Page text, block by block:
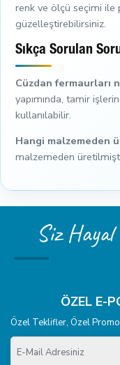
renk ve ölçü seçimi ile
güzelleştirebilirsiniz.
Sıkça Sorulan
Cüzdan fermaurları
yapımında, tamir
kullanılabilir.
Hangi malzemeden
malzemeden
Siz
ÖZEL E-
Özel Teklifler, Özel
E-
Mail